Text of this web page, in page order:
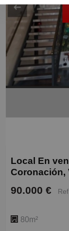
Local En
Coronación,
90.000 €
80m²